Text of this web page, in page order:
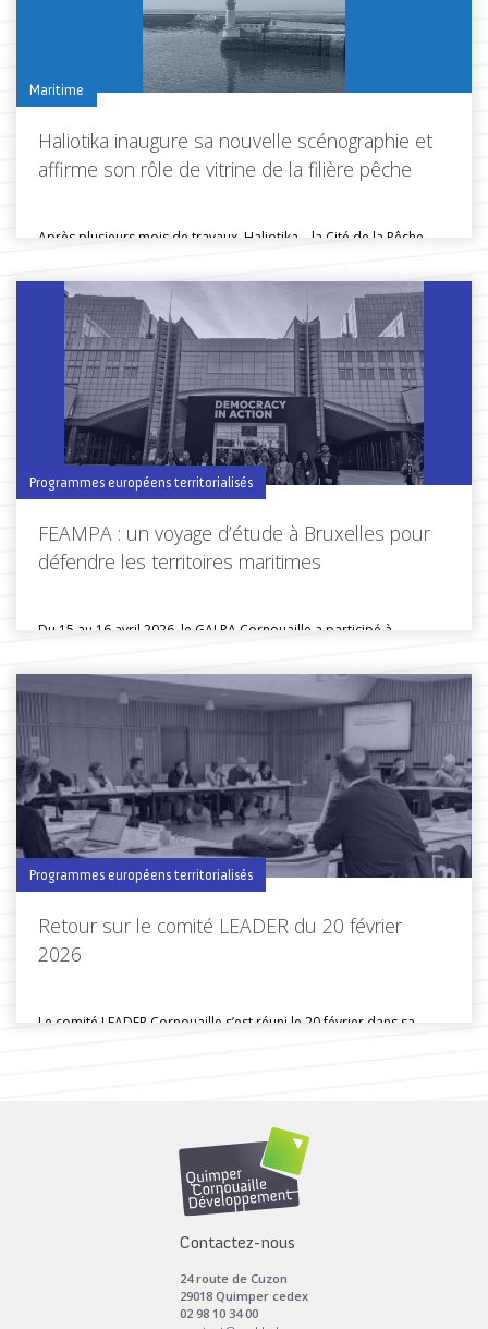
Maritime
Haliotika inaugure sa nouvelle scénographie et
affirme son rôle de vitrine de la filière pêche
Après plusieurs mois de travaux, Haliotika – la Cité de la Pêche...
Toutes les actus de cette rubrique LIRE LA SUITE
Programmes européens territorialisés
FEAMPA : un voyage d’étude à Bruxelles pour
défendre les territoires maritimes
Du 15 au 16 avril 2026, le GALPA Cornouaille a participé à...
Toutes les actus de cette rubrique LIRE LA SUITE
Programmes européens territorialisés
Retour sur le comité LEADER du 20 février
2026
Le comité LEADER Cornouaille s’est réuni le 20 février dans sa
Toutes les actus de cette rubrique
Contactez-nous
24 route de Cuzon
29018 Quimper cedex
02 98 10 34 00